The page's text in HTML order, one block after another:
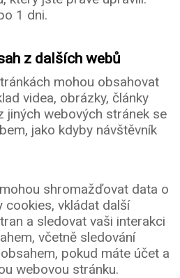
1 dni.
z dalších webů
mohou obsahovat
videa, obrázky, články
jiných webových stránek se
jako kdyby návštěvník
shromažďovat data o
cookies, vkládat další
a sledovat vaši interakci
včetně sledování
pokud máte účet a
webovou stránku.